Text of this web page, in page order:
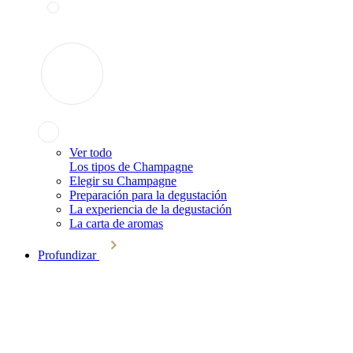
Ver todo
Los tipos de Champagne
Elegir su Champagne
Preparación para la degustación
La experiencia de la degustación
La carta de aromas
Profundizar